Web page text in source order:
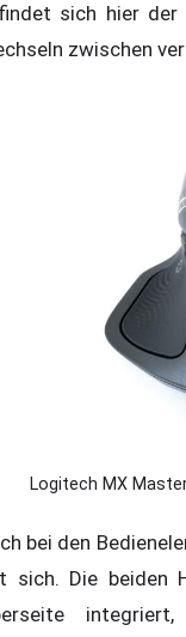
sich hier der
zwischen
Logitech MX
bei den
sich. Die beiden